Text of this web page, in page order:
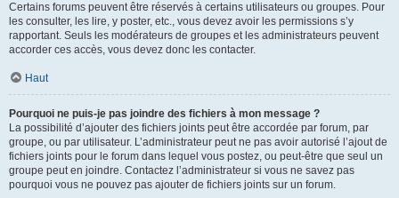
Certains forums peuvent être réservés à certains utilisateurs ou groupes. Pour
les consulter, les lire, y poster, etc., vous devez avoir les permissions s’y
rapportant. Seuls les modérateurs de groupes et les administrateurs peuvent
accorder ces accès, vous devez donc les contacter.
Haut
Pourquoi ne puis-je pas joindre des fichiers à mon message ?
La possibilité d’ajouter des fichiers joints peut être accordée par forum, par
groupe, ou par utilisateur. L’administrateur peut ne pas avoir autorisé l’ajout de
fichiers joints pour le forum dans lequel vous postez, ou peut-être que seul un
groupe peut en joindre. Contactez l’administrateur si vous ne savez pas
pourquoi vous ne pouvez pas ajouter de fichiers joints sur un forum.